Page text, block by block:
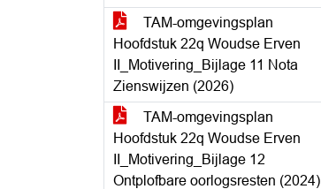
TAM-omgevingsplan
Hoofdstuk 22q Woudse Erven
II_Motivering_Bijlage 11 Nota
Zienswijzen (2026)
TAM-omgevingsplan
Hoofdstuk 22q Woudse Erven
II_Motivering_Bijlage 12
Ontplofbare oorlogsresten (2024)